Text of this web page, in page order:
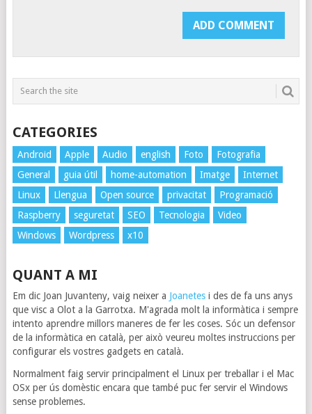
CATEGORIES
Android Apple Audio english Foto
Fotografia
General
guia útil home-automation Imatge
Internet
Linux
Llengua Open source privacitat
Programació
Raspberry
seguretat SEO Tecnologia
Video
Windows
Wordpress x10
QUANT A MI
Em dic Joan Juvanteny, vaig neixer a Joanetesi des de fa uns anys
que visc a Olot a la Garrotxa. M'agrada molt la informàtica i sempre
intento aprendre millors maneres de fer les coses. Sóc un defensor
de la informàtica en català, per això veureu moltes instruccions per
configurar els vostres gadgets en català.
Normalment faig servir principalment el Linux per treballar i el Mac
OSx per ús domèstic encara que també puc fer servir el Windows
sense problemes.